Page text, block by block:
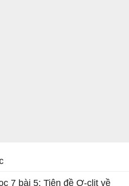
7 bài 5: Tiên đề Ơ-clit về